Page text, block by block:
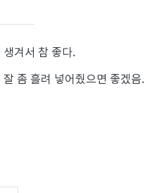
겨서 참 좋다.
좀 흘려 넣어줬으면 좋겠음.